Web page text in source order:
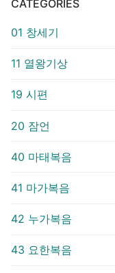
CATEGORIES
01 창세기
11 열왕기상
19 시편
20 잠언
40 마태복음
41 마가복음
42 누가복음
43 요한복음